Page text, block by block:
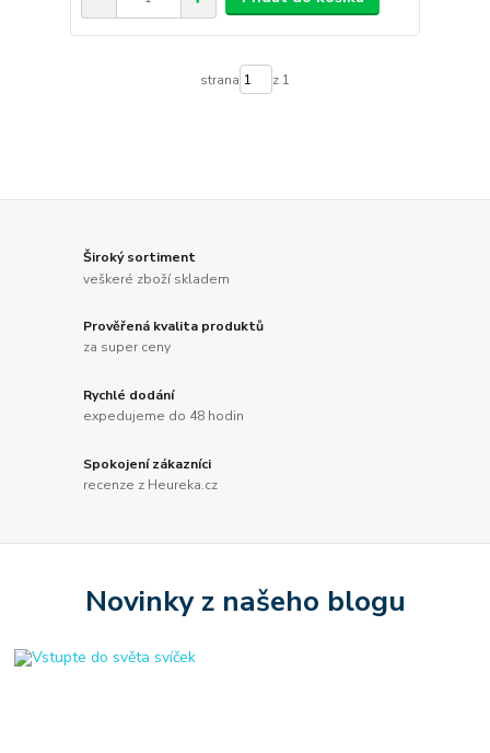
strana z 1
Široký sortiment
veškeré zboží skladem
Prověřená kvalita produktů
za super ceny
Rychlé dodání
expedujeme do 48 hodin
Spokojení zákazníci
recenze z Heureka.cz
Novinky z našeho blogu